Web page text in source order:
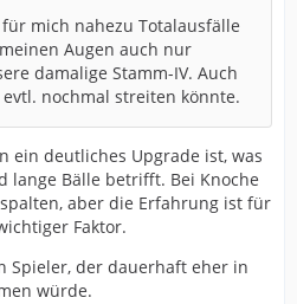
mich nahezu Totalausfälle
Augen auch nur
damalige Stamm-IV. Auch
nochmal streiten könnte.
ein deutliches Upgrade ist, was
lange Bälle betrifft. Bei Knoche
aber die Erfahrung ist für
Faktor.
Spieler, der dauerhaft eher in
würde.